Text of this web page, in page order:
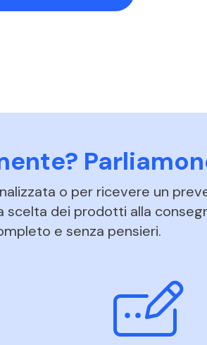
o per ricevere un
scelta dei prodotti alla
e senza pensieri.